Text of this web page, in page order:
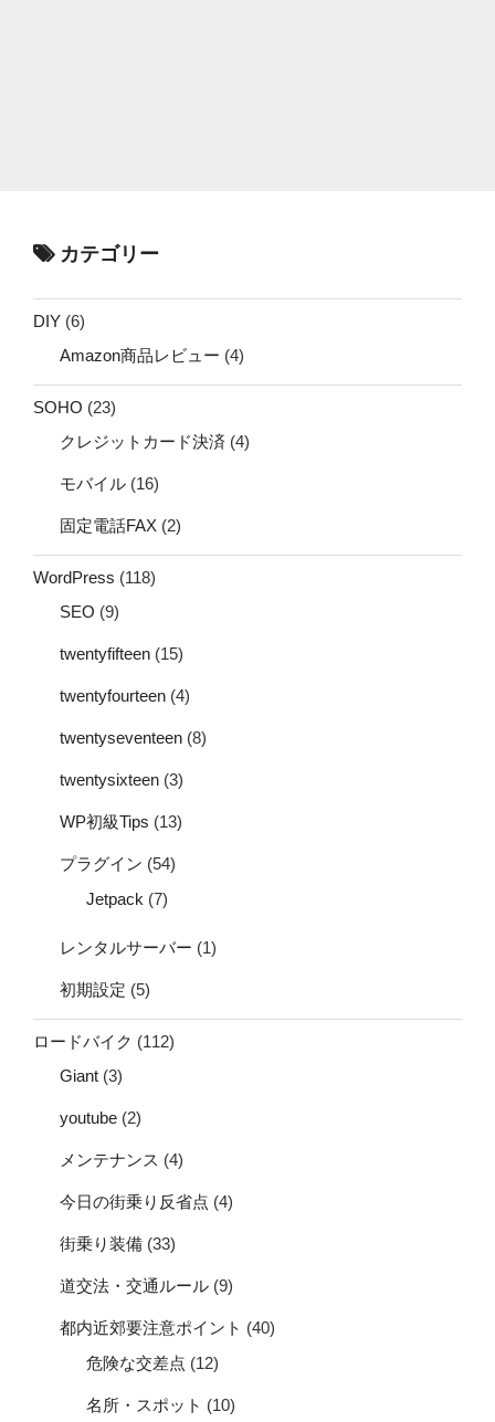
カテゴリー
DIY (6)
Amazon商品レビュー (4)
SOHO (23)
クレジットカード決済 (4)
モバイル (16)
固定電話FAX (2)
WordPress (118)
SEO (9)
twentyfifteen (15)
twentyfourteen (4)
twentyseventeen (8)
twentysixteen (3)
WP初級Tips (13)
プラグイン (54)
Jetpack (7)
レンタルサーバー (1)
初期設定 (5)
ロードバイク (112)
Giant (3)
youtube (2)
メンテナンス (4)
今日の街乗り反省点 (4)
街乗り装備 (33)
道交法・交通ルール (9)
都内近郊要注意ポイント (40)
危険な交差点 (12)
名所・スポット (10)